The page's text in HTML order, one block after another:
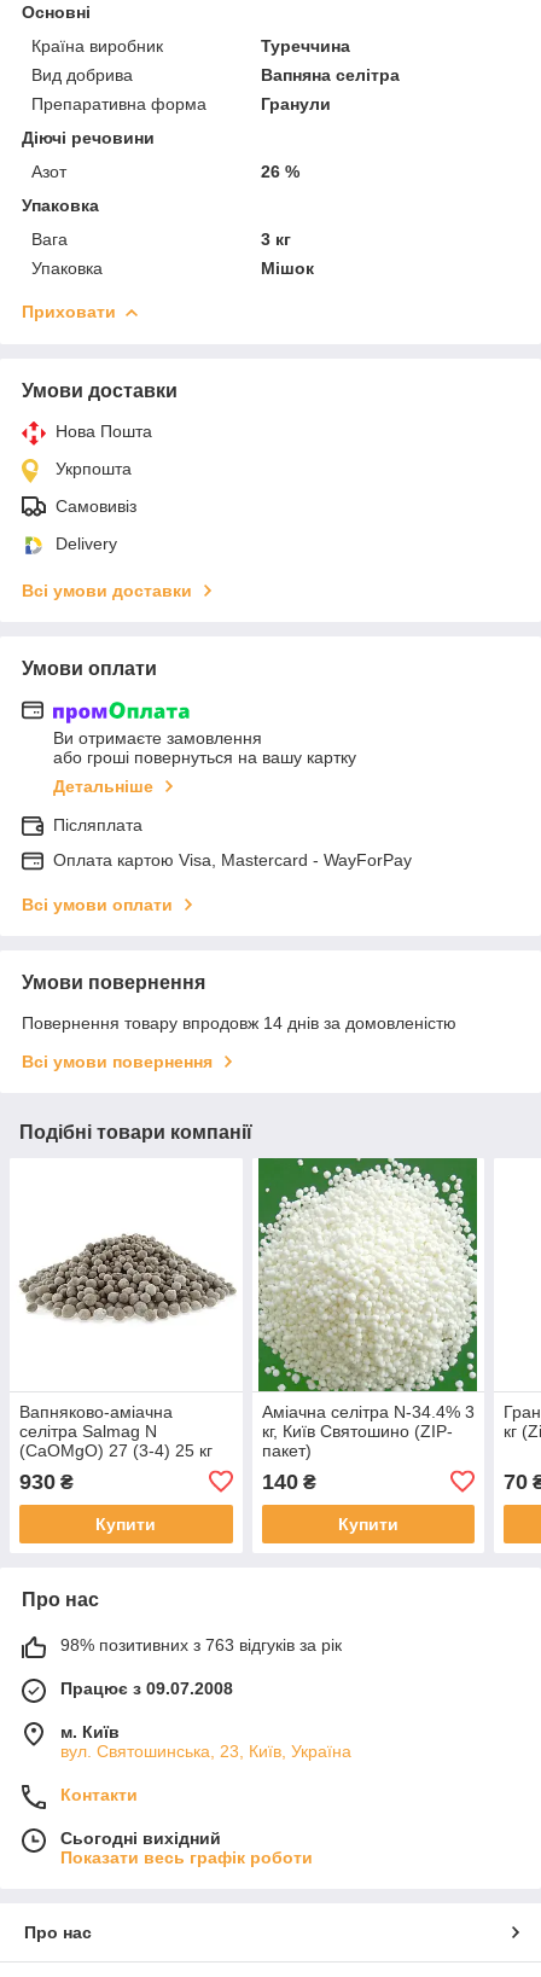
Основні
Країна виробник
Туреччина
Вид добрива
Вапняна селітра
Препаративна форма
Гранули
Діючі речовини
Азот
26 %
Упаковка
Вага
3 кг
Упаковка
Мішок
Приховати
Умови доставки
Нова Пошта
Укрпошта
Самовивіз
Delivery
Всі умови доставки
Умови оплати
Ви отримаєте замовлення
або гроші повернуться на вашу картку
Детальніше
Післяплата
Оплата картою Visa, Mastercard - WayForPay
Всі умови оплати
Умови повернення
Повернення товару впродовж 14 днів за домовленістю
Всі умови повернення
Подібні товари компанії
Вапняково-аміачна
селітра Salmag N
(CaOMgO) 27 (3-4) 25 кг
930 ₴
Купити
Аміачна селітра N-34.4% 3
кг, Київ Святошино (ZIP-
пакет)
140₴
Купити
кг
70
Про нас
98% позитивних з 763 відгуків за рік
Працює з 09.07.2008
м. Київ
вул. Святошинська, 23, Київ, Україна
Контакти
Сьогодні вихідний
Показати весь графік роботи
Про нас